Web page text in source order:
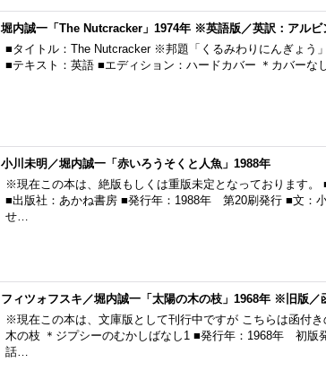
堀内誠一「The Nutcracker」1974年 ※英語版／英訳：アルビ
■タイトル：The Nutcracker ※邦題「くるみわりにんぎょう
■テキスト：英語 ■エディション：ハードカバー ＊カバーな
小川未明／堀内誠一「赤いろうそくと人魚」1988年
※現在この本は、絶版もしくは重版未定となっております。
■出版社：あかね書房 ■発行年：1988年 第20刷発行 ■文：
せ…
フィツォフスキ／堀内誠一「太陽の木の枝」1968年 ※旧版／
※現在この本は、文庫版として刊行中ですが こちらは函付
木の枝 ＊ジプシーのむかしばなし1 ■発行年：1968年 初版
話…